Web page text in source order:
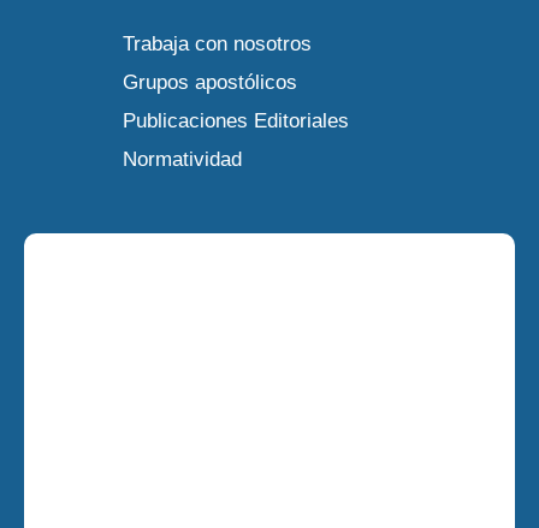
Trabaja con nosotros
Grupos apostólicos
Publicaciones Editoriales
Normatividad